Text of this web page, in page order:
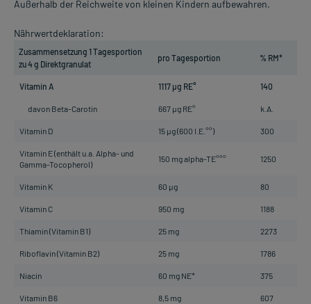
Außerhalb der Reichweite von kleinen Kindern aufbewahren.
Nährwertdeklaration:
Zusammensetzung 1 Tagesportion
zu 4 g Direktgranulat
pro Tagesportion % RM*
Vitamin A 1117 µg RE° 140
davon Beta-Carotin 667 µg RE° k.A.
Vitamin D 15 µg (600 I.E.°°) 300
Vitamin E (enthält u.a. Alpha- und
Gamma-Tocopherol)
150 mg alpha-TE°°° 1250
Vitamin K 60 µg 80
Vitamin C 950 mg 1188
Thiamin (Vitamin B1) 25 mg 2273
Riboflavin (Vitamin B2) 25 mg 1786
Niacin 60 mg NE* 375
Vitamin B6 8,5 mg 607